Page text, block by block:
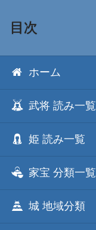
目次
ホーム
武将 読み一覧
姫 読み一覧
家宝 分類一覧
城 地域分類